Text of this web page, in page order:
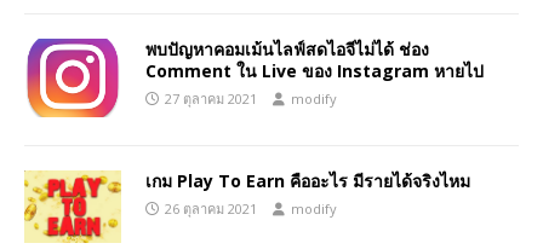
พบปัญหาคอมเม้นไลฟ์สดไอจีไม่ได้ ช่อง
Comment ใน Live ของ Instagram หายไป
27 ตุลาคม 2021 modify
เกม Play To Earn คืออะไร มีรายได้จริงไหม
26 ตุลาคม 2021 modify